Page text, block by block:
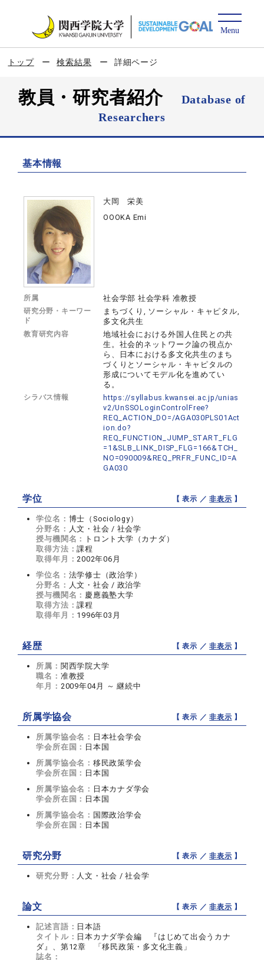
トップ 検索結果 詳細ページ
教員・研究者紹介
Database of
Researchers
基本情報
大岡 栄美
OOOKA Emi
所属 社会学部 社会学科 准教授
研究分野・キーワー
ド
まちづくり, ソーシャル・キャピタル,
多文化共生
教育研究内容
地域社会における外国人住民との共
生。社会的ネットワーク論の視点か
ら、日本における多文化共生のまち
づくりとソーシャル・キャピタルの
形成についてモデル化を進めてい
る。
シラバス情報
https://syllabus.kwansei.ac.jp/unias
v2/UnSSOLoginControlFree?
REQ_ACTION_DO=/AGA030PLS01Act
ion.do?
REQ_FUNCTION_JUMP_START_FLG
=1&SLB_LINK_DISP_FLG=166&TCH_
NO=090009&REQ_PRFR_FUNC_ID=A
GA030
学位 【 表示 ／非表示 】
学位名： 博士（Sociology）
分野名： 人文・社会 / 社会学
授与機関名：
トロント大学（カナダ）
取得方法：課程
取得年月：2002年06月
学位名： 法学修士（政治学）
分野名： 人文・社会 / 政治学
授与機関名： 慶應義塾大学
取得方法：課程
取得年月： 1996年03月
経歴 【 表示 ／非表示 】
所属： 関西学院大学
職名： 准教授
年月： 2009年04月 ～ 継続中
所属学協会 【 表示 ／非表示 】
所属学協会名： 日本社会学会
学会所在国： 日本国
所属学協会名： 移民政策学会
学会所在国： 日本国
所属学協会名： 日本カナダ学会
学会所在国： 日本国
所属学協会名： 国際政治学会
学会所在国： 日本国
研究分野 【 表示 ／非表示 】
研究分野： 人文・社会 / 社会学
論文 【 表示 ／非表示 】
記述言語： 日本語
タイトル： 日本カナダ学会編 『はじめて出会うカナ
ダ』、第12章 「移民政策・多文化主義」
誌名：